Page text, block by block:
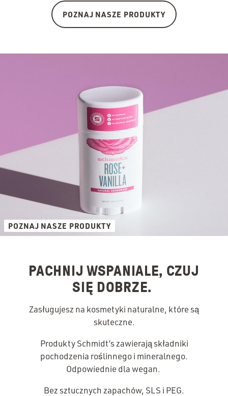
POZNAJ NASZE PRODUKTY
POZNAJ NASZE PRODUKTY
PACHNIJ WSPANIALE, CZUJ
SIĘ DOBRZE.
Zasługujesz na kosmetyki naturalne, które są
skuteczne.
Produkty Schmidt’s zawierają składniki
pochodzenia roślinnego i mineralnego.
Odpowiednie dla wegan.
Bez sztucznych zapachów, SLS i PEG.